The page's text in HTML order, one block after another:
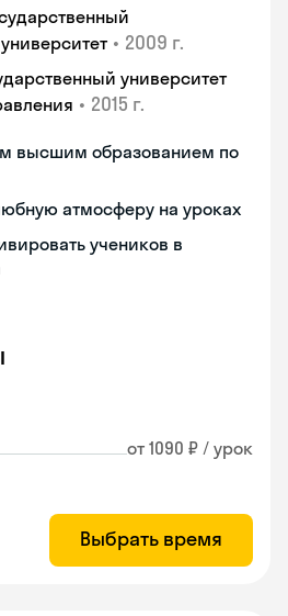
• 2009 г.
университет
• 2015 г.
высшим образованием по
атмосферу на уроках
учеников в
от 1090 ₽ / урок
Выбрать время